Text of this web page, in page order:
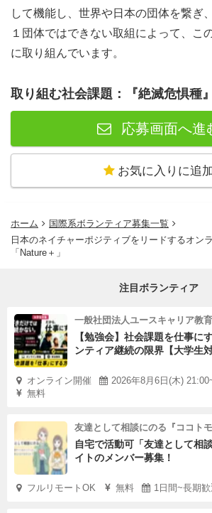
して機能し、世界や日本の団体を繋ぎ
１団体ではできない取組によって、こ
に取り組んでいます。
取り組む社会課題：『絶滅危惧種』
応募画面へ進
お気に入りに追
ホーム
国際系ボランティア募集一覧
日本のネイチャーポジティブをリードするオン
「Nature＋」
注目ボランティア
一般社団法人ユースキャリア教
【勉強会】社会課題を仕事に
ンティア継続の限界【大学生対
オンライン開催
2026年8月6日(木)
無料
友達として相談にのる『ココトモ
自宅で活動可「友達として相
イトのメンバー募集！
フルリモートOK 無料 1日間~長期歓